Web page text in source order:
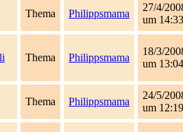
Thema Philippsmama
27/4/
um 14:33
Thema Philippsmama
18/3/
um 13:04
Thema Philippsmama
24/5/
um 12:19